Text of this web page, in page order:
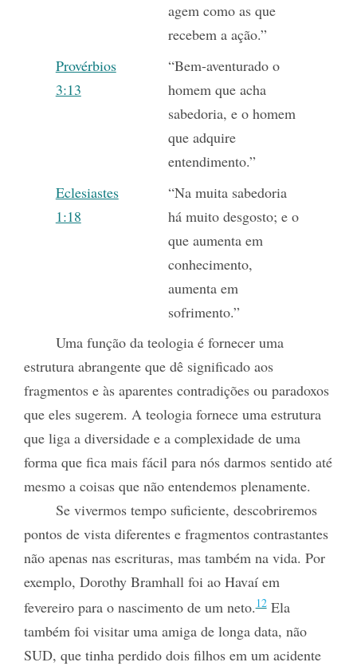
agem como as que
recebem a ação.”
Provérbios
3:13
“Bem-aventurado o
homem que acha
sabedoria, e o homem
que adquire
entendimento.”
Eclesiastes
1:18
“Na muita sabedoria
há muito desgosto; e o
que aumenta em
conhecimento,
aumenta em
sofrimento.”
Uma função da teologia é fornecer uma
estrutura abrangente que dê significado aos
fragmentos e às aparentes contradições ou paradoxos
que eles sugerem. A teologia fornece uma estrutura
que liga a diversidade e a complexidade de uma
forma que fica mais fácil para nós darmos sentido até
mesmo a coisas que não entendemos plenamente.
Se vivermos tempo suficiente, descobriremos
pontos de vista diferentes e fragmentos contrastantes
não apenas nas escrituras, mas também na vida. Por
exemplo, Dorothy Bramhall foi ao Havaí em
fevereiro para o nascimento de um neto.12Ela
também foi visitar uma amiga de longa data, não
SUD, que tinha perdido dois filhos em um acidente